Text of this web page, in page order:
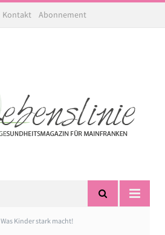
Kontakt Abonnement
Was Kinder stark macht!